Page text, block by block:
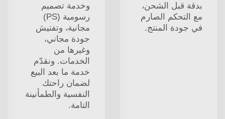
بدقة قبل الشحن،
مع التحكم الصارم
في جودة المنتج.
وخدمة تصميم
رسومية (PS)
مجانية، وتفتيش
جودة مجاني،
وغيرها من
الخدمات. ونقدّم
خدمة ما بعد البيع
لضمان راحتك
النفسية والطمأنينة
التامة.